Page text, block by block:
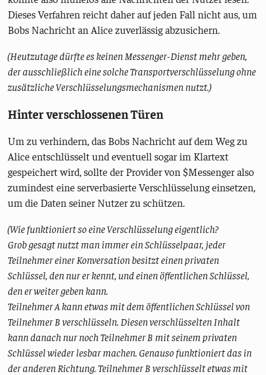
Dieses Verfahren reicht daher auf jeden Fall nicht aus, um
Bobs Nachricht an Alice zuverlässig abzusichern.
(Heutzutage dürfte es keinen Messenger-Dienst mehr geben,
der ausschließlich eine solche Transportverschlüsselung ohne
zusätzliche Verschlüsselungsmechanismen nutzt.)
Hinter verschlossenen Türen
Um zu verhindern, das Bobs Nachricht auf dem Weg zu
Alice entschlüsselt und eventuell sogar im Klartext
gespeichert wird, sollte der Provider von $Messenger also
zumindest eine serverbasierte Verschlüsselung einsetzen,
um die Daten seiner Nutzer zu schützen.
(Wie funktioniert so eine Verschlüsselung eigentlich?
Grob gesagt nutzt man immer ein Schlüsselpaar, jeder
Teilnehmer einer Konversation besitzt einen privaten
Schlüssel, den nur er kennt, und einen öffentlichen Schlüssel,
den er weiter geben kann.
Teilnehmer A kann etwas mit dem öffentlichen Schlüssel von
Teilnehmer B verschlüsseln. Diesen verschlüsselten Inhalt
kann danach nur noch Teilnehmer B mit seinem privaten
Schlüssel wieder lesbar machen. Genauso funktioniert das in
der anderen Richtung. Teilnehmer B verschlüsselt etwas mit